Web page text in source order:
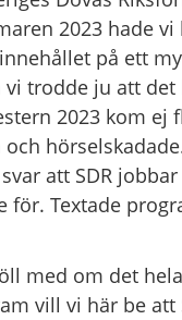
2023 hade
på ett
trodde ju att
2023 kom
att SDR
Textade
med om det
vill vi här be